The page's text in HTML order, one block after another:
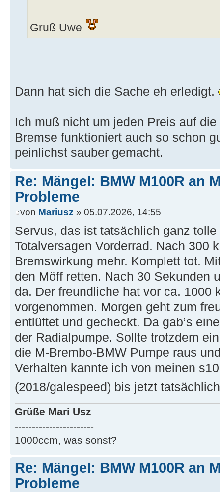
Gruß Uwe
Dann hat sich die Sache eh erledigt.
Ich muß nicht um jeden Preis auf
Bremse funktioniert auch so schon
peinlichst sauber gemacht.
Re: Mängel: BMW M100R an
Probleme
von Mariusz » 05.07.2026, 14:55
Servus, das ist tatsächlich ganz
Totalversagen Vorderrad. Nach 300
Bremswirkung mehr. Komplett tot.
den Möff retten. Nach 30 Sekunden
da. Der freundliche hat vor ca. 1000
vorgenommen. Morgen geht zum
entlüftet und gecheckt. Da gab’s
der Radialpumpe. Sollte trotzdem
die M-Brembo-BMW Pumpe raus
Verhalten kannte ich von meinen
(2018/galespeed) bis jetzt
Grüße Mari Usz
-----------------------
1000ccm, was sonst?
Re: Mängel: BMW M100R an
Probleme